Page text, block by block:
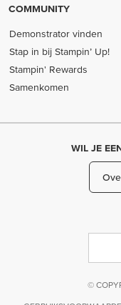
COMMUNITY
Demonstrator vinden
Stap in bij Stampin’ Up!
Stampin' Rewards
Samenkomen
WIL JE
©